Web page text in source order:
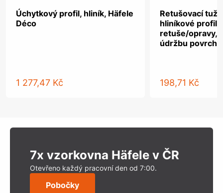
Úchytkový profil, hliník, Häfele
Déco
1 277,47 Kč
Retušovací
hliníkové
retuše/opravy,
údržbu povrchu
198,71 Kč
7x vzorkovna Häfele v ČR
Otevřeno každý pracovní den od 7:00.
Pobočky